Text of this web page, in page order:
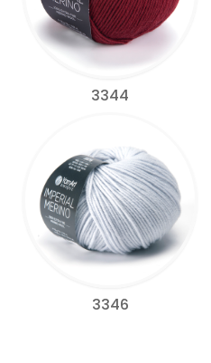
3344
3346